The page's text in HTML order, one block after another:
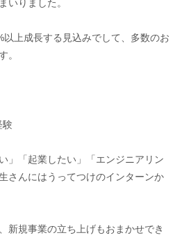
いりました。
上成長する見込みでして、多数のお
。
験
」「起業したい」「エンジニアリン
さんにはうってつけのインターンか
新規事業の立ち上げもおまかせでき